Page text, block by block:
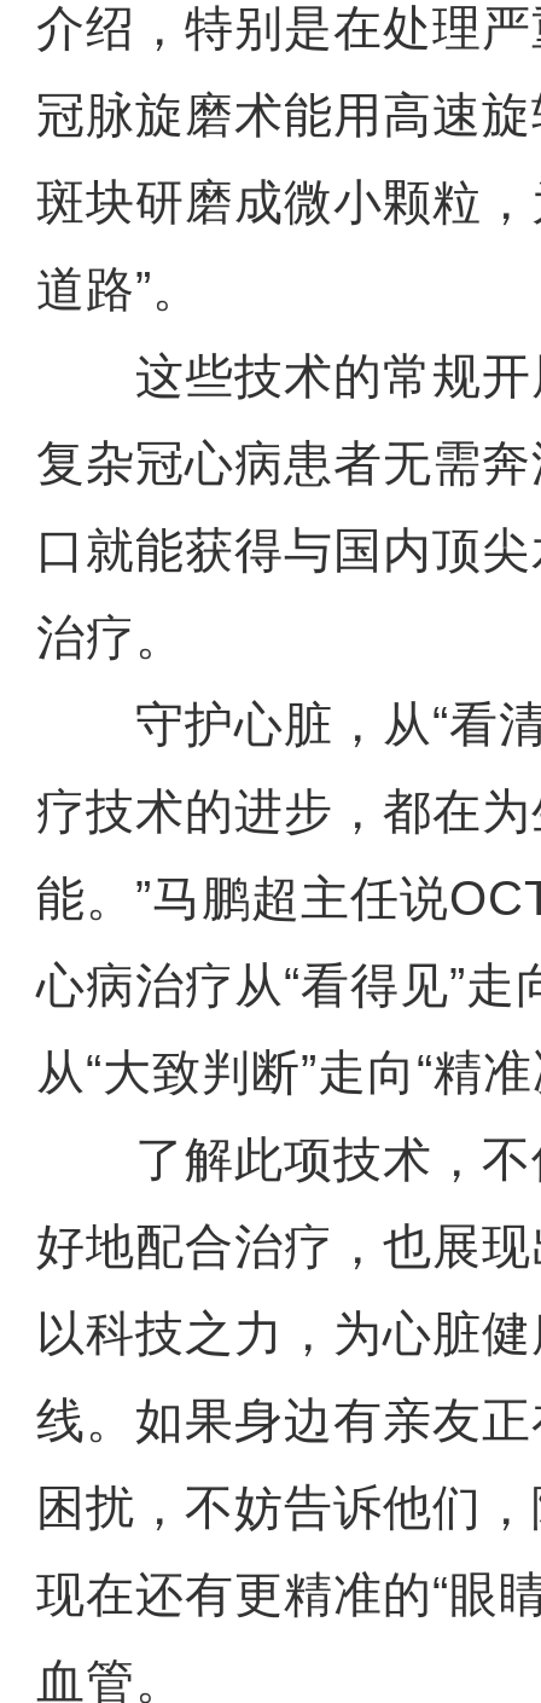
介绍，特别是在处理
冠脉旋磨术能用高速
斑块研磨成微小颗粒
道路”。
这些技术的常规开
复杂冠心病患者无需
口就能获得与国内顶
治疗。
守护心脏，从“看清
疗技术的进步，都在
能。”马鹏超主任说
心病治疗从“看得见”走
从“大致判断”走向“精
了解此项技术，不
好地配合治疗，也展
以科技之力，为心脏
线。如果身边有亲友
困扰，不妨告诉他们
现在还有更精准的“眼
血管。